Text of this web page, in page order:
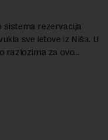
sistema rezervacija
sve letove iz Niša. U
razlozima za ovo